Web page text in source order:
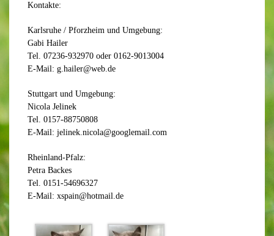
Kontakte:
Karlsruhe / Pforzheim und Umgebung:
Gabi Hailer
Tel. 07236-932970 oder 0162-9013004
E-Mail: g.hailer@web.de
Stuttgart und Umgebung:
Nicola Jelinek
Tel. 0157-88750808
E-Mail: jelinek.nicola@googlemail.com
Rheinland-Pfalz:
Petra Backes
Tel. 0151-54696327
E-Mail: xspain@hotmail.de